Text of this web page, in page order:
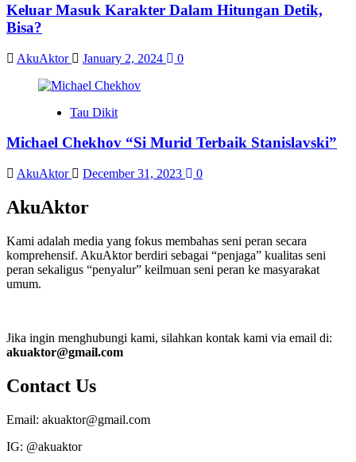
Keluar Masuk Karakter Dalam Hitungan Detik,
Bisa?
AkuAktor January 2, 2024 0
Tau Dikit
Michael Chekhov “Si Murid Terbaik Stanislavski”
AkuAktor December 31, 2023 0
AkuAktor
Kami adalah media yang fokus membahas seni peran secara
komprehensif. AkuAktor berdiri sebagai “penjaga” kualitas seni
peran sekaligus “penyalur” keilmuan seni peran ke masyarakat
umum.
Jika ingin menghubungi kami, silahkan kontak kami via email di:
akuaktor@gmail.com
Contact Us
Email: akuaktor@gmail.com
IG: @akuaktor